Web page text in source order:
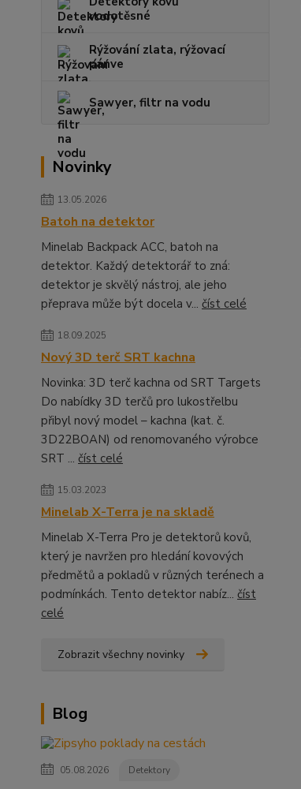
vodotěsné
Rýžování zlata, rýžovací
pánve
Sawyer, filtr na vodu
Novinky
13.05.2026
Batoh na detektor
Minelab Backpack ACC, batoh na
detektor. Každý detektorář to zná:
detektor je skvělý nástroj, ale jeho
přeprava může být docela v... číst celé
18.09.2025
Nový 3D terč SRT kachna
Novinka: 3D terč kachna od SRT Targets
Do nabídky 3D terčů pro lukostřelbu
přibyl nový model – kachna (kat. č.
3D22BOAN) od renomovaného výrobce
SRT ... číst celé
15.03.2023
Minelab X-Terra je na skladě
Minelab X-Terra Pro je detektorů kovů,
který je navržen pro hledání kovových
předmětů a pokladů v různých terénech a
podmínkách. Tento detektor nabíz... číst
celé
Zobrazit všechny novinky
Blog
05.08.2026 Detektory